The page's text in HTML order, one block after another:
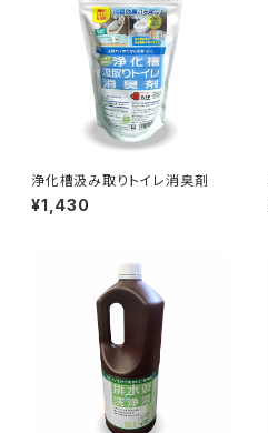
浄化槽汲み取りトイレ消臭剤
¥1,430